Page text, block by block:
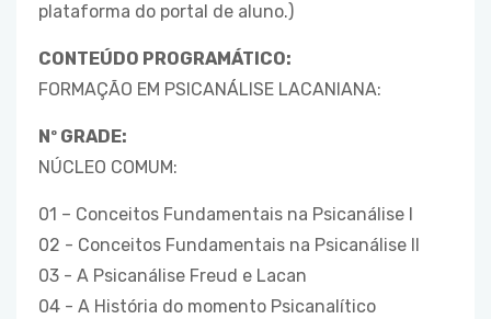
plataforma do portal de aluno.)
CONTEÚDO PROGRAMÁTICO:
FORMAÇÃO EM PSICANÁLISE LACANIANA:
Nº GRADE:
NÚCLEO COMUM:
01 – Conceitos Fundamentais na Psicanálise I
02 - Conceitos Fundamentais na Psicanálise II
03 - A Psicanálise Freud e Lacan
04 - A História do momento Psicanalítico